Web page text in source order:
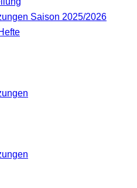
Saison 2025/2026